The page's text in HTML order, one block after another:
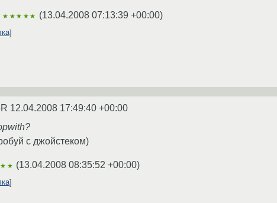
★★★★★ (13.04.2008 07:13:39 +00:00)
12.04.2008 17:49:40 +00:00
с джойстеком)
★★ (13.04.2008 08:35:52 +00:00)